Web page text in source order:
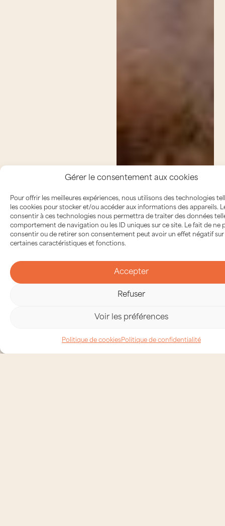
Gérer le consentement aux cookies
Pour offrir les meilleures expériences, nous utilisons des technologies
les cookies pour stocker et/ou accéder aux informations des appareils.
consentir à ces technologies nous permettra de traiter des données
comportement de navigation ou les ID uniques sur ce site. Le fait de ne
consentir ou de retirer son consentement peut avoir un effet négatif sur
certaines caractéristiques et fonctions.
Accepter
Refuser
Voir les préférences
Politique de cookiesPolitique de confidentialité